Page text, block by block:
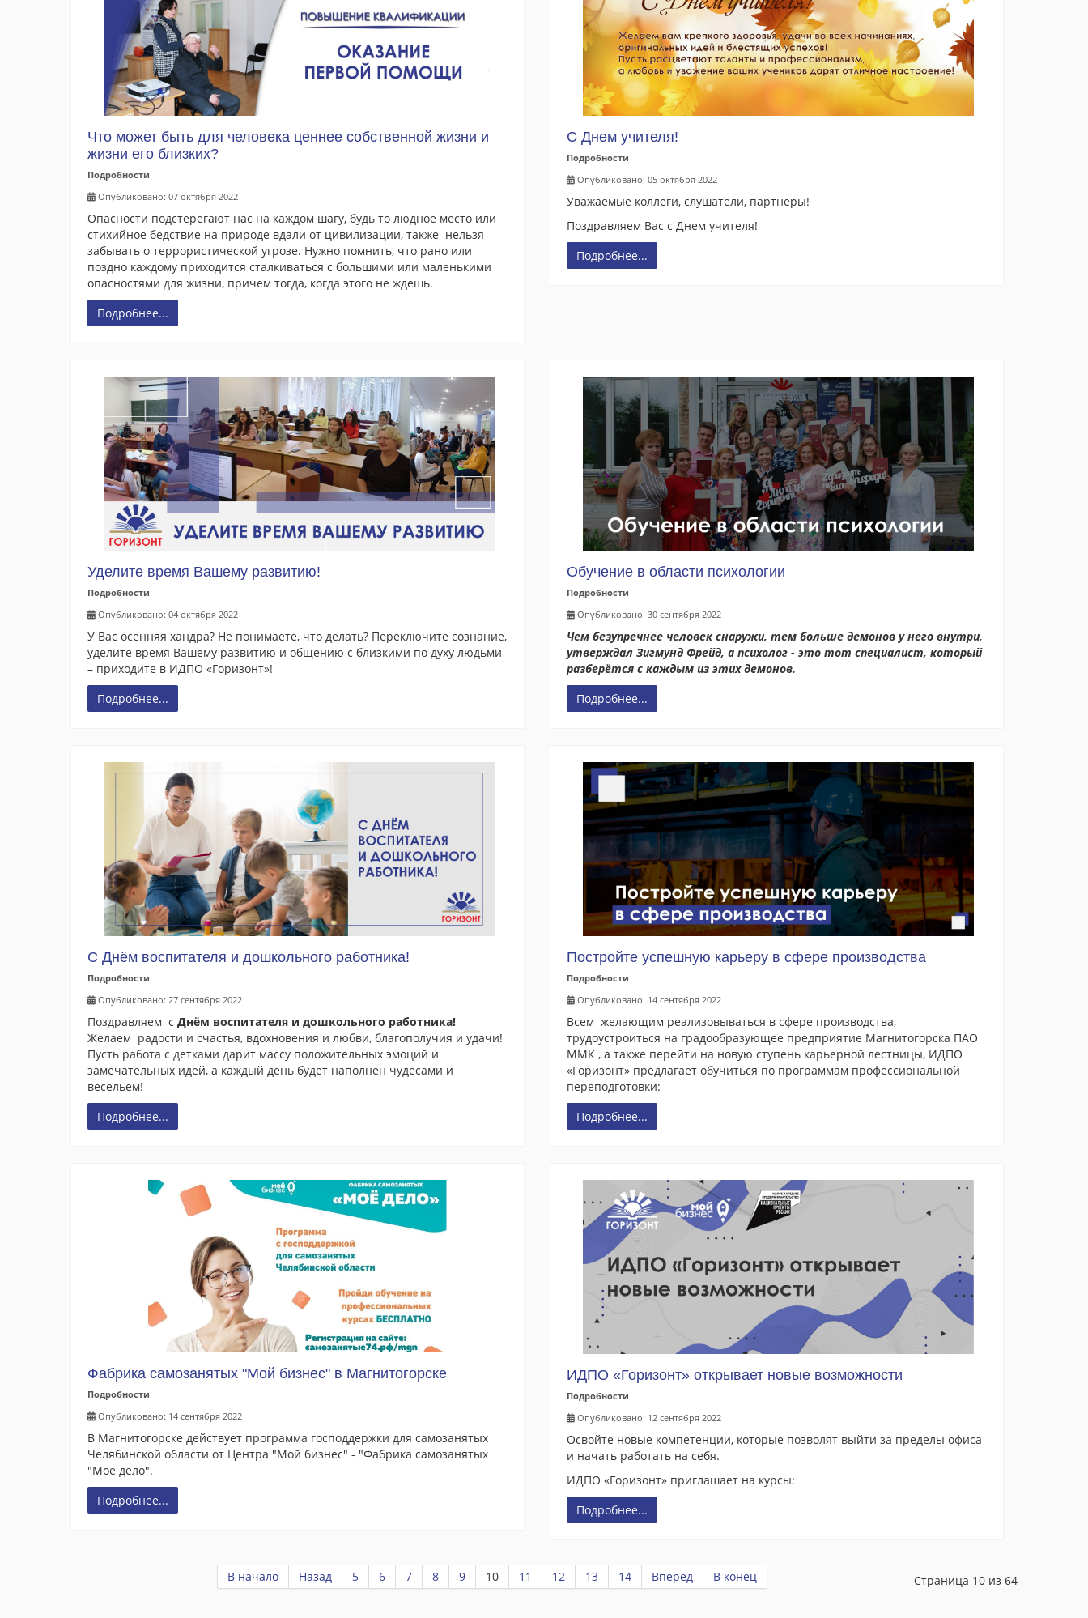
Что может быть для человека ценнее собственной жизни и
жизни его близких?
Подробности
Опубликовано: 07 октября 2022
Опасности подстерегают нас на каждом шагу, будь то людное место или
стихийное бедствие на природе вдали от цивилизации, также нельзя
забывать о террористической угрозе. Нужно помнить, что рано или
поздно каждому приходится сталкиваться с большими или маленькими
опасностями для жизни, причем тогда, когда этого не ждешь.
Подробнее...
С Днем учителя!
Подробности
Опубликовано: 05 октября 2022
Уважаемые коллеги, слушатели, партнеры!
Поздравляем Вас с Днем учителя!
Подробнее...
Уделите время Вашему развитию!
Подробности
Опубликовано: 04 октября 2022
У Вас осенняя хандра? Не понимаете, что делать? Переключите сознание,
уделите время Вашему развитию и общению с близкими по духу людьми
– приходите в ИДПО «Горизонт»!
Подробнее...
Обучение в области психологии
Подробности
Опубликовано: 30 сентября 2022
Чем безупречнее человек снаружи, тем больше демонов у него внутри,
утверждал Зигмунд Фрейд, а психолог - это тот специалист, который
разберётся с каждым из этих демонов.
Подробнее...
С Днём воспитателя и дошкольного работника!
Подробности
Опубликовано: 27 сентября 2022
Поздравляем с Днём воспитателя и дошкольного работника!
Желаем радости и счастья, вдохновения и любви, благополучия и удачи!
Пусть работа с детками дарит массу положительных эмоций и
замечательных идей, а каждый день будет наполнен чудесами и
весельем!
Подробнее...
Постройте успешную карьеру в сфере производства
Подробности
Опубликовано: 14 сентября 2022
Всем желающим реализовываться в сфере производства,
трудоустроиться на градообразующее предприятие Магнитогорска ПАО
ММК , а также перейти на новую ступень карьерной лестницы, ИДПО
«Горизонт» предлагает обучиться по программам профессиональной
переподготовки:
Подробнее...
Фабрика самозанятых "Мой бизнес" в Магнитогорске
Подробности
Опубликовано: 14 сентября 2022
В Магнитогорске действует программа господдержки для самозанятых
Челябинской области от Центра "Мой бизнес" - "Фабрика самозанятых
"Моё дело".
Подробнее...
ИДПО «Горизонт» открывает новые возможности
Подробности
Опубликовано: 12 сентября 2022
Освойте новые компетенции, которые позволят выйти за пределы офиса
и начать работать на себя.
ИДПО «Горизонт» приглашает на курсы:
Подробнее...
Страница 10 из 64
В начало Назад 5 6 7 8 9 10 11 12 13 14 Вперёд В конец